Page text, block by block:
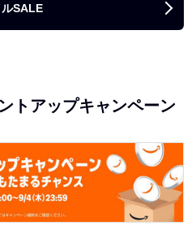
ルSALE
ントアップキャンペーン